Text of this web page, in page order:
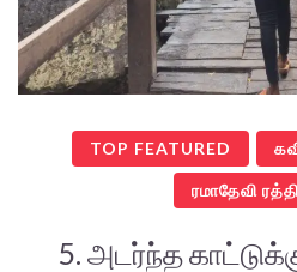
TOP FEATURED
ரமாதேவி
5. அடர்ந்த